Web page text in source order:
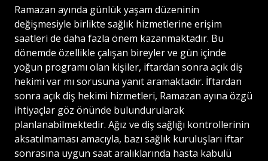
Ramazan ayında günlük yaşam düzeninin
değişmesiyle birlikte sağlık hizmetlerine erişim
saatleri de daha fazla önem kazanmaktadır. Bu
dönemde özellikle çalışan bireyler ve gün içinde
yoğun programı olan kişiler, iftardan sonra açık diş
hekimi var mı sorusuna yanıt aramaktadır. İftardan
sonra açık diş hekimi hizmetleri, Ramazan ayına özgü
ihtiyaçlar göz önünde bulundurularak
planlanabilmektedir. Ağız ve diş sağlığı kontrollerinin
aksatılmaması amacıyla, bazı sağlık kuruluşları iftar
sonrasına uygun saat aralıklarında hasta kabulü